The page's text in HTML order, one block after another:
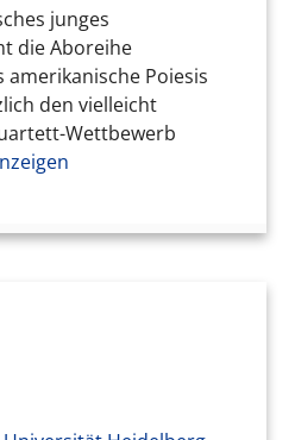
junges
die Aboreihe
amerikanische Poiesis
den vielleicht
Wettbewerb